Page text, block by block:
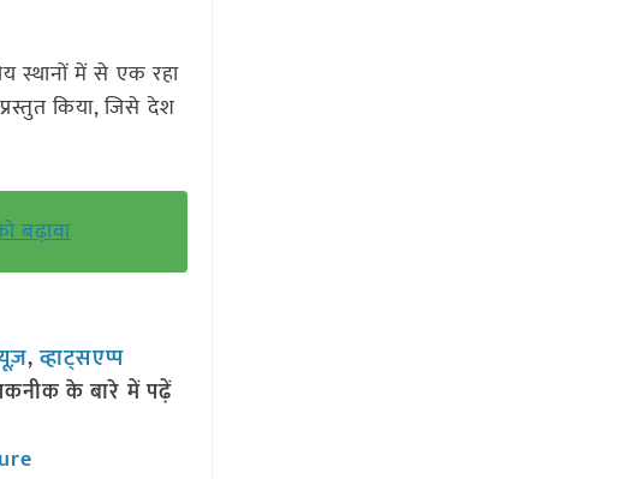
स्थानों में से एक रहा
किया, जिसे देश
बढ़ावा
,व्हाट्सएप्प
के बारे में पढ़ें